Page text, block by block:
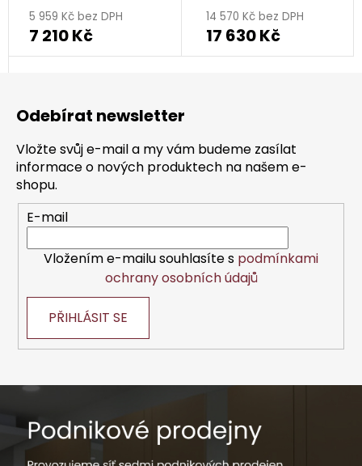
5 959 Kč bez DPH
7 210 Kč
14 570 Kč bez DPH
17 630 Kč
Odebírat newsletter
Vložte svůj e-mail a my vám budeme zasílat
informace o nových produktech na našem e-
shopu.
E-mail
Vložením e-mailu souhlasíte s podmínkami
ochrany osobních údajů
PŘIHLÁSIT SE